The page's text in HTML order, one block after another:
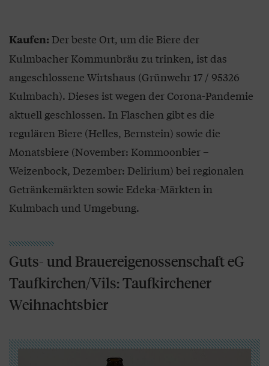
Kaufen: Der beste Ort, um die Biere der
Kulmbacher Kommunbräu zu trinken, ist das
angeschlossene Wirtshaus (Grünwehr 17 / 95326
Kulmbach). Dieses ist wegen der Corona-Pandemie
aktuell geschlossen. In Flaschen gibt es die
regulären Biere (Helles, Bernstein) sowie die
Monatsbiere (November: Kommoonbier –
Weizenbock, Dezember: Delirium) bei regionalen
Getränkemärkten sowie Edeka-Märkten in
Kulmbach und Umgebung.
Guts- und Brauereigenossenschaft eG
Taufkirchen/Vils: Taufkirchener
Weihnachtsbier